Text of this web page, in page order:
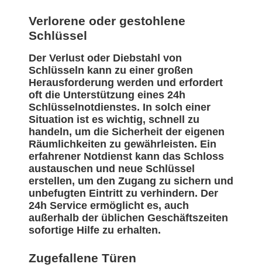
Verlorene oder gestohlene
Schlüssel
Der Verlust oder Diebstahl von
Schlüsseln kann zu einer großen
Herausforderung werden und erfordert
oft die Unterstützung eines 24h
Schlüsselnotdienstes. In solch einer
Situation ist es wichtig, schnell zu
handeln, um die Sicherheit der eigenen
Räumlichkeiten zu gewährleisten. Ein
erfahrener Notdienst kann das Schloss
austauschen und neue Schlüssel
erstellen, um den Zugang zu sichern und
unbefugten Eintritt zu verhindern. Der
24h Service ermöglicht es, auch
außerhalb der üblichen Geschäftszeiten
sofortige Hilfe zu erhalten.
Zugefallene Türen